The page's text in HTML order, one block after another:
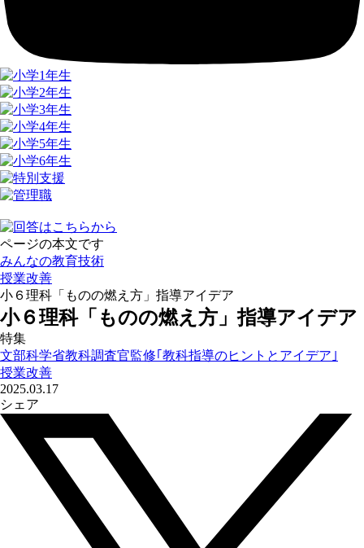
ページの本文です
みんなの教育技術
授業改善
小６理科「ものの燃え方」指導アイデア
小６理科「ものの燃え方」指導アイデア
特集
文部科学省教科調査官監修｢教科指導のヒントとアイデア｣
授業改善
2025.03.17
シェア